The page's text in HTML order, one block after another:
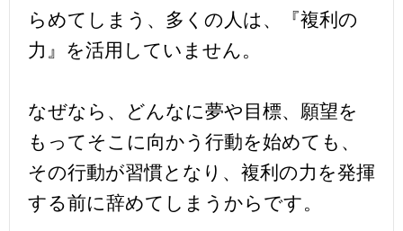
らめてしまう、多くの人は、『複利の
力』を活用していません。
なぜなら、どんなに夢や目標、願望を
もってそこに向かう行動を始めても、
その行動が習慣となり、複利の力を発揮
する前に辞めてしまうからです。